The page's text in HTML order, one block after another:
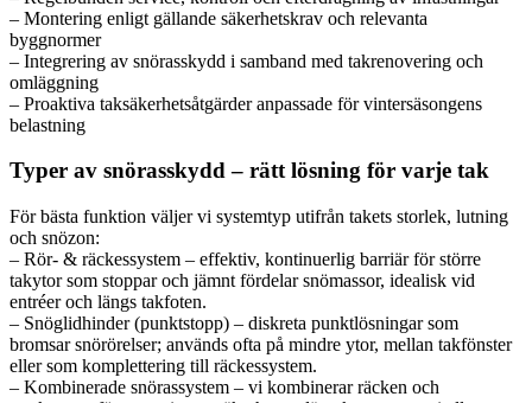
– Montering enligt gällande säkerhetskrav och relevanta
byggnormer
– Integrering av snörasskydd i samband med takrenovering och
omläggning
– Proaktiva taksäkerhetsåtgärder anpassade för vintersäsongens
belastning
Typer av snörasskydd – rätt lösning för varje tak
För bästa funktion väljer vi systemtyp utifrån takets storlek, lutning
och snözon:
– Rör- & räckessystem – effektiv, kontinuerlig barriär för större
takytor som stoppar och jämnt fördelar snömassor, idealisk vid
entréer och längs takfoten.
– Snöglidhinder (punktstopp) – diskreta punktlösningar som
bromsar snörörelser; används ofta på mindre ytor, mellan takfönster
eller som komplettering till räckessystem.
– Kombinerade snörassystem – vi kombinerar räcken och